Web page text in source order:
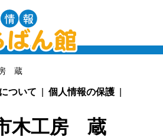
蔵
ついて 個人情報の保護
木工房 蔵